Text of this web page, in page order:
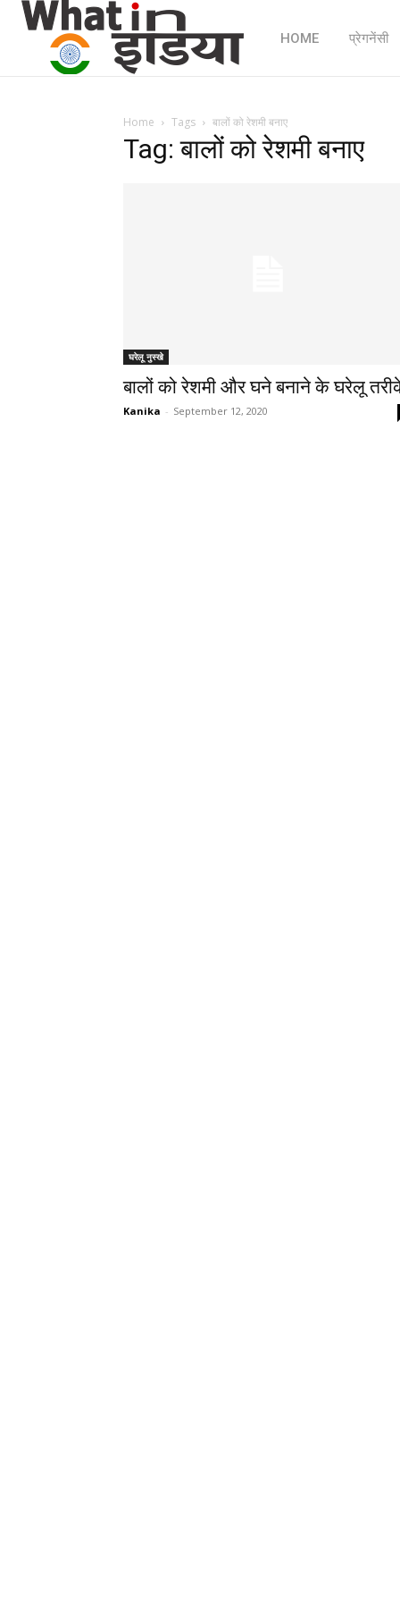
HOME प्रेगनेंसी
Home Tags बालों को रेशमी बनाए
Tag: बालों को रेशमी बनाए
घरेलू नुस्खे
बालों को रेशमी और घने बनाने के घरेलू
Kanika - September 12, 2020